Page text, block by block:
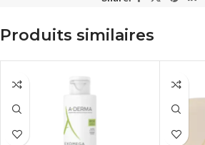
Produits similaires